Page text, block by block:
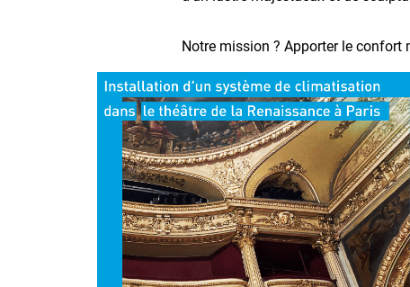
Notre mission ? Apporter le confort